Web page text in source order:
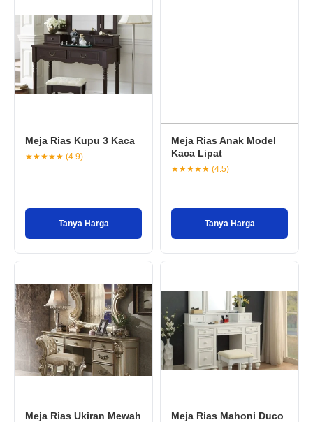
Meja Rias Kupu 3 Kaca
★★★★★ (4.9)
Tanya Harga
Meja Rias Anak Model
Kaca Lipat
★★★★★ (4.5)
Tanya Harga
Meja Rias Ukiran Mewah
Meja Rias Mahoni Duco